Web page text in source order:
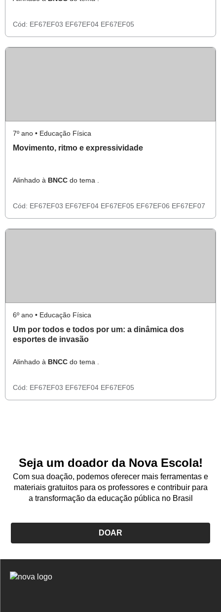
Cód: EF67EF03 EF67EF04 EF67EF05
7º ano • Educação Física
Movimento, ritmo e expressividade
Alinhado à BNCC do tema .
Cód: EF67EF03 EF67EF04 EF67EF05 EF67EF06 EF67EF07
6º ano • Educação Física
Um por todos e todos por um: a dinâmica dos
esportes de invasão
Alinhado à BNCC do tema .
Cód: EF67EF03 EF67EF04 EF67EF05
Seja um doador da Nova Escola!
Com sua doação, podemos oferecer mais ferramentas e
materiais gratuitos para os professores e contribuir para
a transformação da educação pública no Brasil
DOAR
Logo